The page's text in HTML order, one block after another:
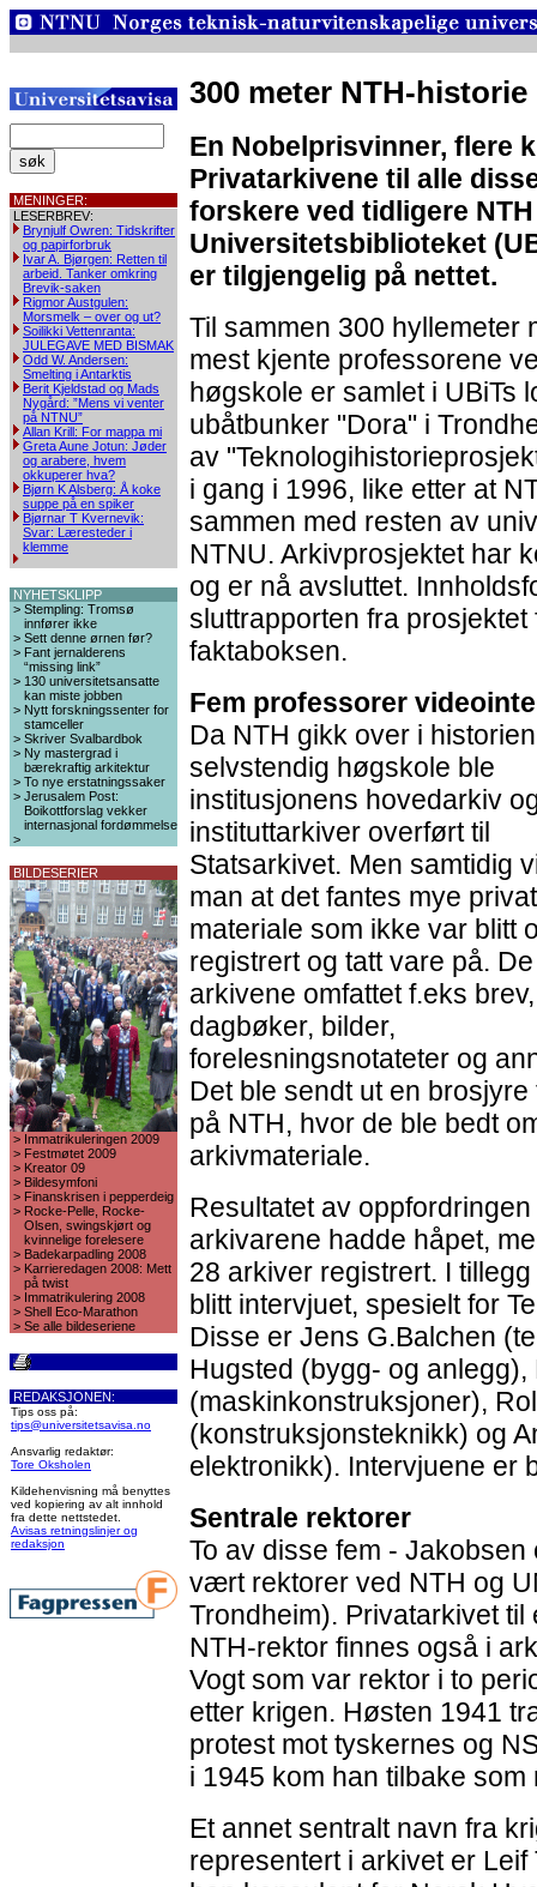
MENINGER:
LESERBREV:
Brynjulf Owren: Tidskrifter
og papirforbruk
Ivar A. Bjørgen: Retten til
arbeid. Tanker omkring
Brevik-saken
Rigmor Austgulen:
Morsmelk – over og ut?
Soilikki Vettenranta:
JULEGAVE MED BISMAK
Odd W. Andersen:
Smelting i Antarktis
Berit Kjeldstad og Mads
Nygård: ”Mens vi venter
på NTNU”
Allan Krill: For mappa mi
Greta Aune Jotun: Jøder
og arabere, hvem
okkuperer hva?
Bjørn K Alsberg: Å koke
suppe på en spiker
Bjørnar T Kvernevik:
Svar: Læresteder i
klemme
NYHETSKLIPP
> Stempling: Tromsø
innfører ikke
> Sett denne ørnen før?
> Fant jernalderens
“missing link”
> 130 universitetsansatte
kan miste jobben
> Nytt forskningssenter for
stamceller
> Skriver Svalbardbok
> Ny mastergrad i
bærekraftig arkitektur
> To nye erstatningssaker
> Jerusalem Post:
Boikottforslag vekker
internasjonal fordømmelse
>
BILDESERIER
> Immatrikuleringen 2009
> Festmøtet 2009
> Kreator 09
> Bildesymfoni
> Finanskrisen i pepperdeig
> Rocke-Pelle, Rocke-
Olsen, swingskjørt og
kvinnelige forelesere
> Badekarpadling 2008
> Karrieredagen 2008: Mett
på twist
> Immatrikulering 2008
> Shell Eco-Marathon
> Se alle bildeseriene
REDAKSJONEN:
Tips oss på:
tips@universitetsavisa.no
Ansvarlig redaktør:
Tore Oksholen
Kildehenvisning må benyttes
ved kopiering av alt innhold
fra dette nettstedet.
Avisas retningslinjer og
redaksjon
300 meter NTH-historie
En Nobelprisvinner, flere
Privatarkivene til alle
forskere ved tidligere
Universitetsbiblioteket
er tilgjengelig på nettet.
Til sammen 300 hyllemeter
mest kjente professorene
høgskole er samlet i UBiTs
ubåtbunker "Dora" i
av
i gang i 1996, like etter at
sammen med resten av
NTNU. Arkivprosjektet har
og er nå avsluttet.
sluttrapporten fra
faktaboksen.
Fem professorer
Da NTH gikk over i
selvstendig høgskole ble
institusjonens hovedarkiv
instituttarkiver overført til
Statsarkivet. Men samtidig
man at det fantes mye privat
materiale som ikke var blitt
registrert og tatt vare på.
arkivene omfattet f.eks brev,
dagbøker, bilder,
forelesningsnotateter og
Det ble sendt ut en
på NTH, hvor de ble bedt
arkivmateriale.
Resultatet av
arkivarene hadde håpet,
28 arkiver registrert. I
blitt intervjuet, spesielt for
Disse er Jens G.Balchen
Hugsted (bygg- og
(maskinkonstruksjoner),
(konstruksjonsteknikk) og
elektronikk). Intervjuene er
Sentrale rektorer
To av disse fem -
vært rektorer ved NTH og
Trondheim). Privatarkivet
NTH-rektor finnes også i
Vogt som var rektor i to
etter krigen. Høsten 1941
protest mot tyskernes og
i 1945 kom han tilbake som
Et annet sentralt navn fra
representert i arkivet er